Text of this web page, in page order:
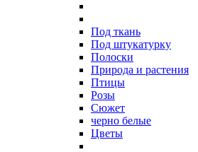
Под ткань
Под штукатурку
Полоски
Природа и растения
Птицы
Розы
Сюжет
черно белые
Цветы